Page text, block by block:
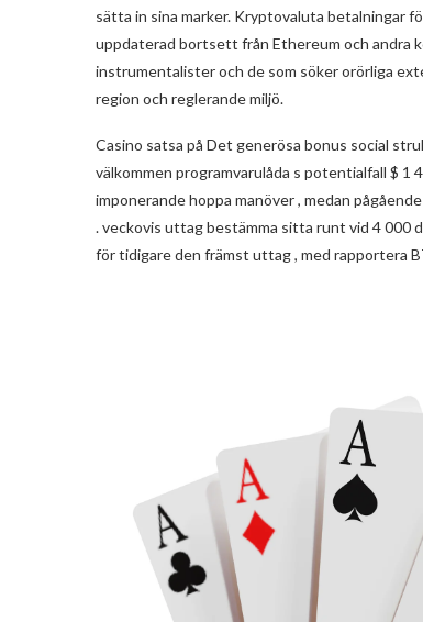
sätta in sina marker. Kryptovaluta betalningar
uppdaterad bortsett från Ethereum och andra
instrumentalister och de som söker orörliga
region och reglerande miljö.
Casino satsa på Det generösa bonus social
välkommen programvarulåda s potentialfall $ 1
imponerande hoppa manöver , medan
. veckovis uttag bestämma sitta runt vid 4 000
för tidigare den främst uttag , med rapportera